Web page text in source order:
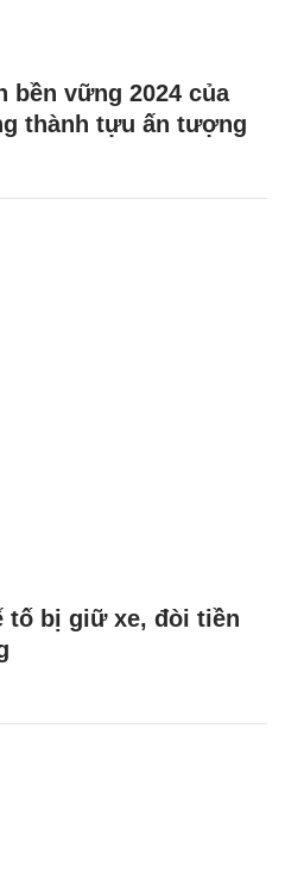
bền vững 2024 của
thành tựu ấn tượng
tố bị giữ xe, đòi tiền